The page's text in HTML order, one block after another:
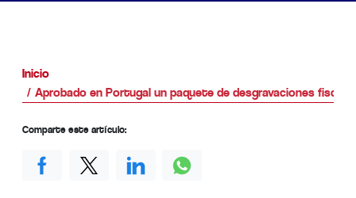
Inicio
Aprobado en Portugal un paquete de desgravaciones
Comparte este artículo: